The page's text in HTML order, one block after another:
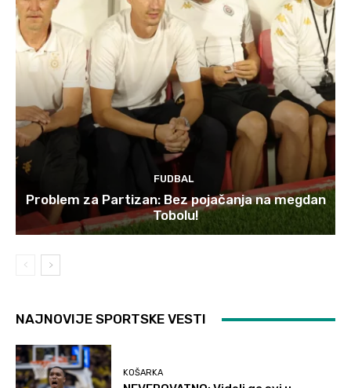
FUDBAL
Problem za Partizan: Bez pojačanja na megdan
Tobolu!
NAJNOVIJE SPORTSKE VESTI
KOŠARKA